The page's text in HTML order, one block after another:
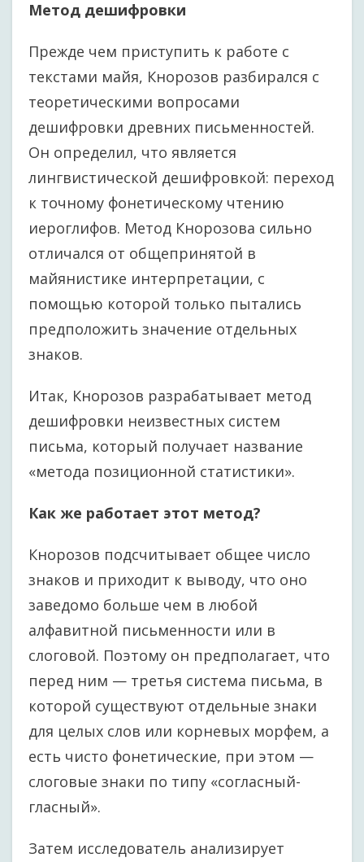
Метод дешифровки
Прежде чем приступить к работе с
текстами майя, Кнорозов разбирался с
теоретическими вопросами
дешифровки древних письменностей.
Он определил, что является
лингвистической дешифровкой: переход
к точному фонетическому чтению
иероглифов. Метод Кнорозова сильно
отличался от общепринятой в
майянистике интерпретации, с
помощью которой только пытались
предположить значение отдельных
знаков.
Итак, Кнорозов разрабатывает метод
дешифровки неизвестных систем
письма, который получает название
«метода позиционной статистики».
Как же работает этот метод?
Кнорозов подсчитывает общее число
знаков и приходит к выводу, что оно
заведомо больше чем в любой
алфавитной письменности или в
слоговой. Поэтому он предполагает, что
перед ним — третья система письма, в
которой существуют отдельные знаки
для целых слов или корневых морфем, а
есть чисто фонетические, при этом —
слоговые знаки по типу «согласный-
гласный».
Затем исследователь анализирует